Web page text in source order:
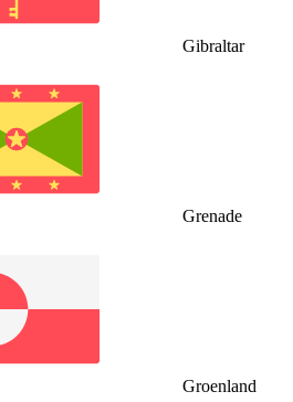
Gibraltar
Grenade
Groenland